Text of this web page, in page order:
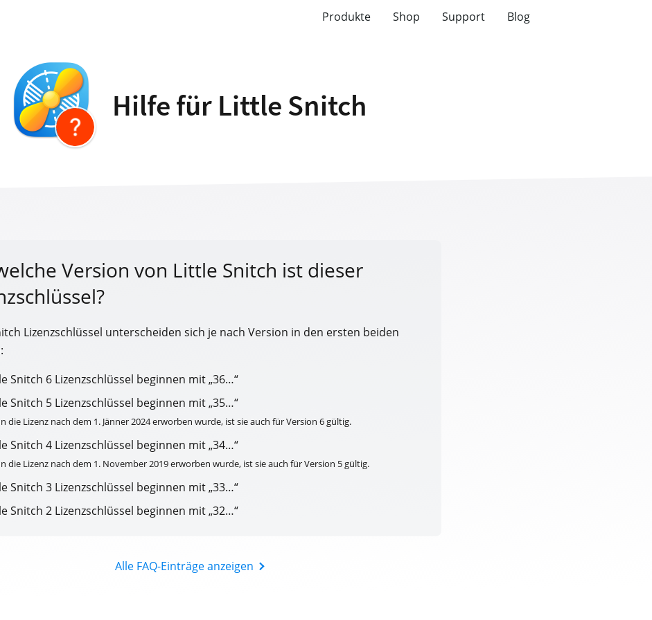
Produkte Shop Support Blog
Hilfe für Little Snitch
Version von Little Snitch ist dieser
Lizenzschlüssel unterscheiden sich je nach Version in den ersten beiden
Snitch 6 Lizenzschlüssel beginnen mit „36…“
Snitch 5 Lizenzschlüssel beginnen mit „35…“
die Lizenz nach dem 1. Jänner 2024 erworben wurde, ist sie auch für Version 6 gültig.
Snitch 4 Lizenzschlüssel beginnen mit „34…“
die Lizenz nach dem 1. November 2019 erworben wurde, ist sie auch für Version 5 gültig.
Snitch 3 Lizenzschlüssel beginnen mit „33…“
Snitch 2 Lizenzschlüssel beginnen mit „32…“
Alle FAQ-Einträge anzeigen